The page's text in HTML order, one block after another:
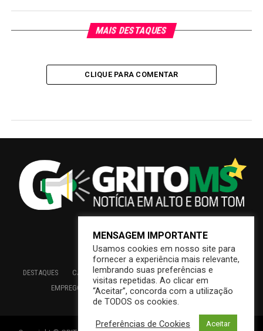
MAIS DESTAQUES
CLIQUE PARA COMENTAR
DESTAQUES CAMPO GRANDE BRASIL SAÚDE
ECONOMIA
EMPREGO
EDUCAÇÃO INTERIOR PREFEITURA
MENSAGEM IMPORTANTE
Usamos cookies em nosso site para
fornecer a experiência mais relevante,
lembrando suas preferências e
visitas repetidas. Ao clicar em
“Aceitar”, concorda com a utilização
de TODOS os cookies.
Preferências de Cookies Aceitar